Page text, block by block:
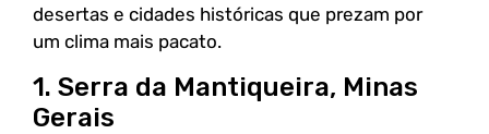
desertas e cidades históricas que prezam por
um clima mais pacato.
1. Serra da Mantiqueira, Minas
Gerais